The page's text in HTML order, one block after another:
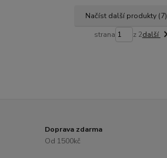
Načíst další produkty (7)
strana z 2další
Doprava zdarma
Od 1500kč